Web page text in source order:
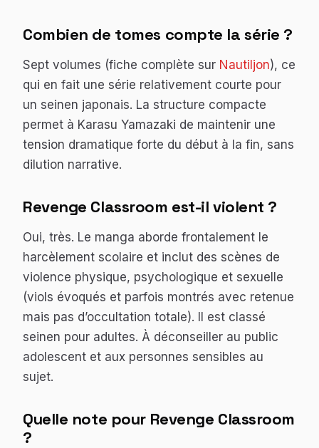
Combien de tomes compte la série ?
Sept volumes (fiche complète sur Nautiljon), ce
qui en fait une série relativement courte pour
un seinen japonais. La structure compacte
permet à Karasu Yamazaki de maintenir une
tension dramatique forte du début à la fin, sans
dilution narrative.
Revenge Classroom est-il violent ?
Oui, très. Le manga aborde frontalement le
harcèlement scolaire et inclut des scènes de
violence physique, psychologique et sexuelle
(viols évoqués et parfois montrés avec retenue
mais pas d’occultation totale). Il est classé
seinen pour adultes. À déconseiller au public
adolescent et aux personnes sensibles au
sujet.
Quelle note pour Revenge Classroom
?